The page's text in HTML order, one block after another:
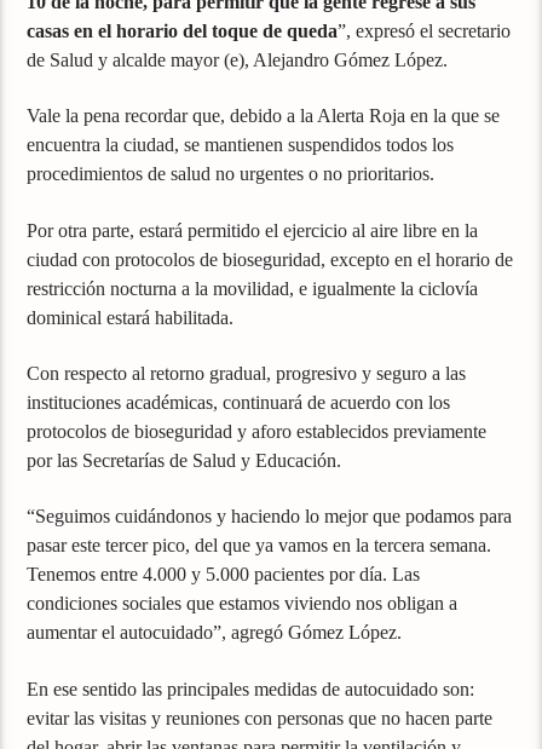
casas en el horario del toque de queda”, expresó el secretario
de Salud y alcalde mayor (e), Alejandro Gómez López.
Vale la pena recordar que, debido a la Alerta Roja en la que se
encuentra la ciudad, se mantienen suspendidos todos los
procedimientos de salud no urgentes o no prioritarios.
Por otra parte, estará permitido el ejercicio al aire libre en la
ciudad con protocolos de bioseguridad, excepto en el horario de
restricción nocturna a la movilidad, e igualmente la ciclovía
dominical estará habilitada.
Con respecto al retorno gradual, progresivo y seguro a las
instituciones académicas, continuará de acuerdo con los
protocolos de bioseguridad y aforo establecidos previamente
por las Secretarías de Salud y Educación.
“Seguimos cuidándonos y haciendo lo mejor que podamos para
pasar este tercer pico, del que ya vamos en la tercera semana.
Tenemos entre 4.000 y 5.000 pacientes por día. Las
condiciones sociales que estamos viviendo nos obligan a
aumentar el autocuidado”, agregó Gómez López.
En ese sentido las principales medidas de autocuidado son:
evitar las visitas y reuniones con personas que no hacen parte